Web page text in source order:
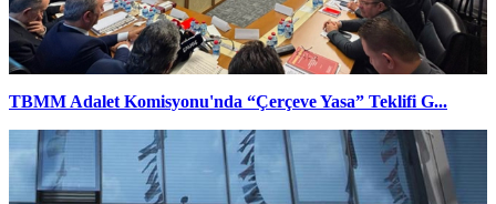
TBMM Adalet Komisyonu'nda “Çerçeve Yasa” Teklifi G...